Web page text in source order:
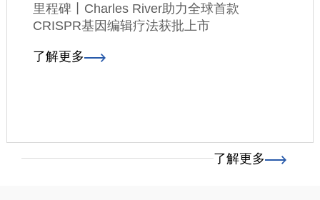
里程碑丨Charles River助力全球首款
CRISPR基因编辑疗法获批上市
了解更多
了解更多